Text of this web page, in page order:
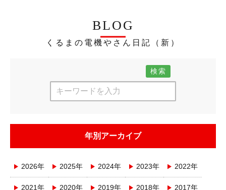
BLOG
くるまの電機やさん日記（新）
検索
年別アーカイブ
2026年 2025年 2024年 2023年 2022年
2021年 2020年 2019年 2018年 2017年